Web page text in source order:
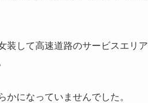
装して高速道路のサービスエリア
になっていませんでした。